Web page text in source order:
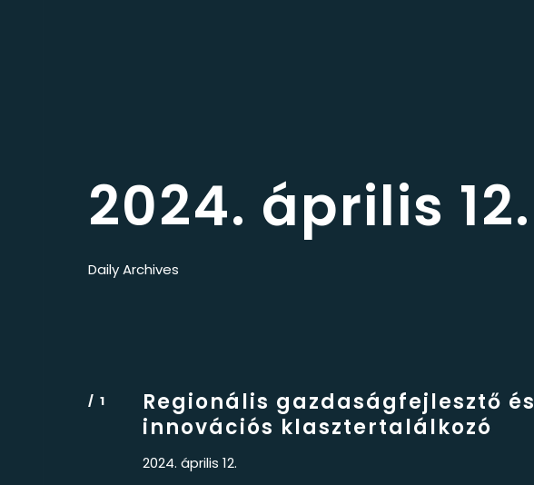
2024. április 12.
Daily Archives
Regionális gazdaságfejlesztő és
innovációs klasztertalálkozó
2024. április 12.